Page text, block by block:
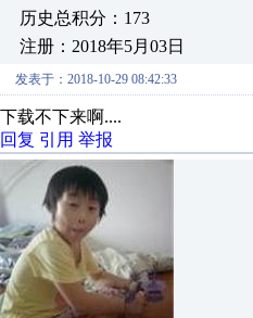
历史总积分：173
注册：2018年5月03日
发表于：2018-10-29 08:42:33
下载不下来啊....
回复 引用 举报